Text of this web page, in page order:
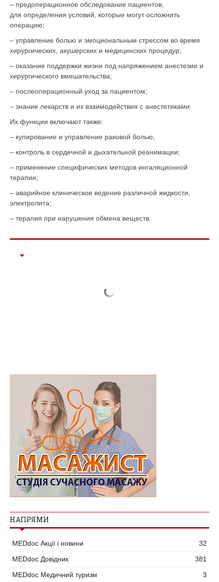
– предоперационное обследование пациентов,
для определения условий, которые могут осложнить
операцию;
– управление болью и эмоциональным стрессом во время
хирургических, акушерских и медицинских процедур;
– оказание поддержки жизни под напряжением анестезии и
хирургического вмешательства;
– послеоперационный уход за пациентом;
– знание лекарств и их взаимодействия с анестетиками.
Их функции включают также:
– купирование и управление раковой болью;
– контроль в сердечной и дыхательной реанимации;
– применение специфических методов ингаляционной
терапии;
– аварийное клиническое ведение различной жидкости,
электролита;
– терапия при нарушения обмена веществ.
НАПРЯМИ
MEDdoc Акції і новини
32
MEDdoc Довідник
381
MEDdoc Медичний туризм
3